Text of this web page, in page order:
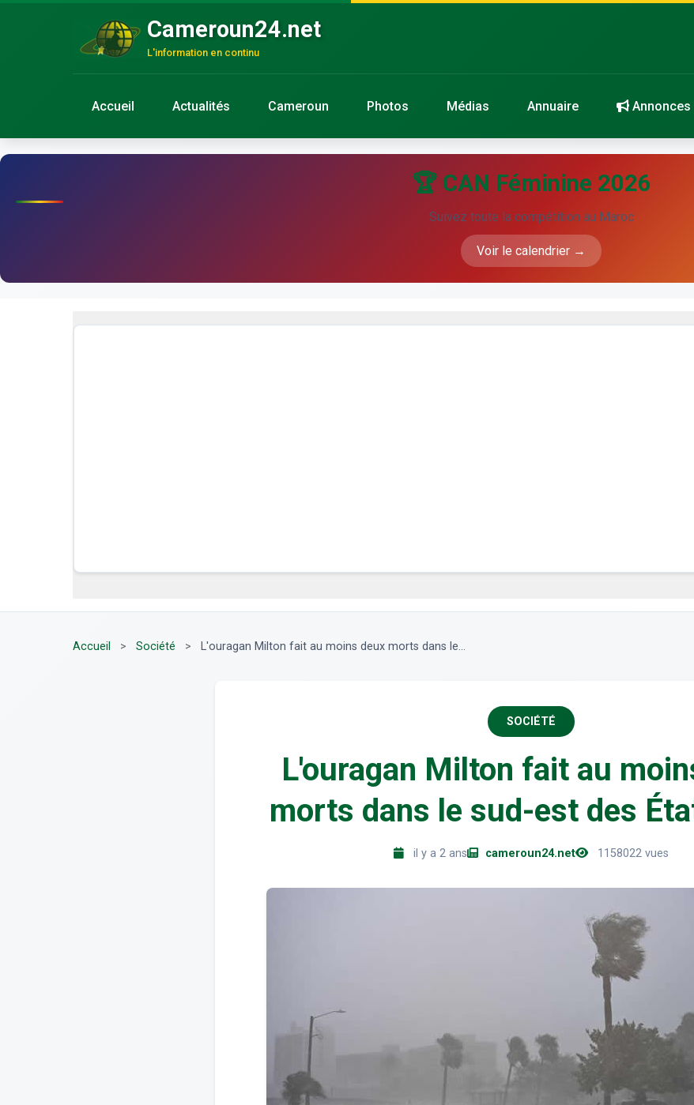
Cameroun24.net
L'information en continu
Accueil Actualités Cameroun Photos Médias Annuaire Annonces
🏆 CAN Féminine 2026
Suivez toute la compétition au Maroc
Voir le calendrier →
Accueil > Société > L'ouragan Milton fait au moins deux morts dans le...
SOCIÉTÉ
L'ouragan Milton fait au
morts dans le sud-est des
il y a 2 ans cameroun24.net 1158022 vues